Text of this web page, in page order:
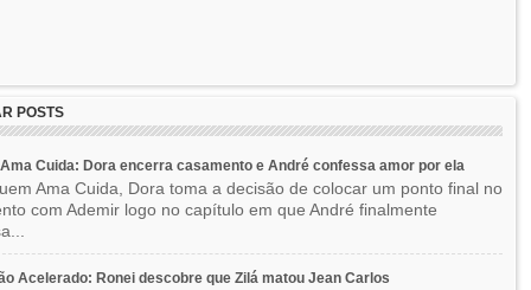
POSTS
Cuida: Dora encerra casamento e André confessa amor por ela
Ama Cuida, Dora toma a decisão de colocar um ponto final no
com Ademir logo no capítulo em que André finalmente
Acelerado: Ronei descobre que Zilá matou Jean Carlos